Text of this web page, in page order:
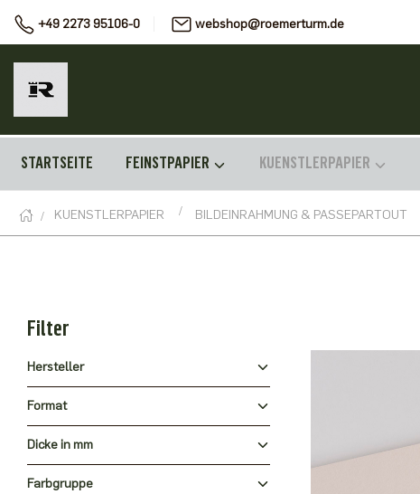
+49 2273 95106-0 webshop@roemerturm.de
STARTSEITE FEINSTPAPIER KUENSTLERPAPIER
KUENSTLERPAPIER BILDEINRAHMUNG & PASSEPARTOUT
Filter
Hersteller
Format
Dicke in mm
Farbgruppe